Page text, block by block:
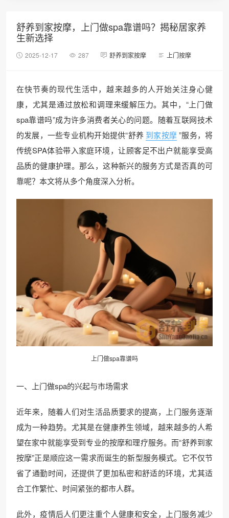
舒养到家按摩，上门做spa靠谱吗？揭秘居家养
生新选择
2025-12-17 287 舒养到家按摩 上门按摩
在快节奏的现代生活中，越来越多的人开始关注身心健
康，尤其是通过放松和调理来缓解压力。其中，“上门做
spa靠谱吗”成为许多消费者关心的问题。随着互联网技术
的发展，一些专业机构开始提供“舒养 到家按摩”服务，将
传统SPA体验带入家庭环境，让顾客足不出户就能享受高
品质的健康护理。那么，这种新兴的服务方式是否真的可
靠呢？本文将从多个角度深入分析。
上门做spa靠谱吗
一、上门做spa的兴起与市场需求
近年来，随着人们对生活品质要求的提高，上门服务逐渐
成为一种趋势。尤其是在健康养生领域，越来越多的人希
望在家中就能享受到专业的按摩和理疗服务。而“舒养到家
按摩”正是顺应这一需求而诞生的新型服务模式。它不仅节
省了通勤时间，还提供了更加私密和舒适的环境，尤其适
合工作繁忙、时间紧张的都市人群。
此外，疫情后人们更注重个人健康和安全，上门服务减少